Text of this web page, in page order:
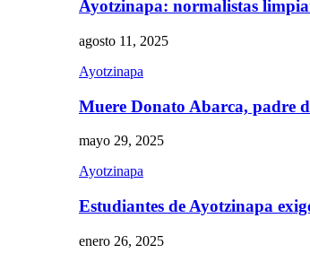
Ayotzinapa: normalistas
agosto 11, 2025
Ayotzinapa
Muere Donato Abarca, padre
mayo 29, 2025
Ayotzinapa
Estudiantes de Ayotzinapa
enero 26, 2025